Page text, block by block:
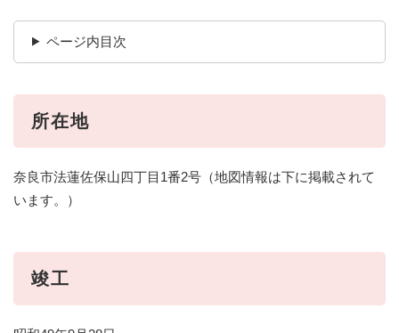
ページ内目次
所在地
奈良市法蓮佐保山四丁目1番2号（地図情報は下に掲載されて
います。）
竣工